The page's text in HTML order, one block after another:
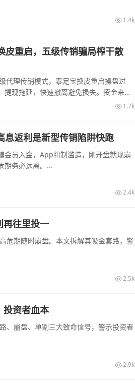
1.4k
皮重启，五级传销骗局榨干散
代理传销模式，泰足宝换皮重启操盘过
现拖延，快速撤离避免损失。资金来源
1.7k
返利是新型传销陷阱快跑
会员入金，App粗制滥造，刚开盘就现崩
期务必远离。...
2.4k
再往里投一
危期随时崩盘。本文拆解其吸金套路，警
2.5k
投资者血本
、崩盘、单割三大致命信号，警示投资者
2.9k